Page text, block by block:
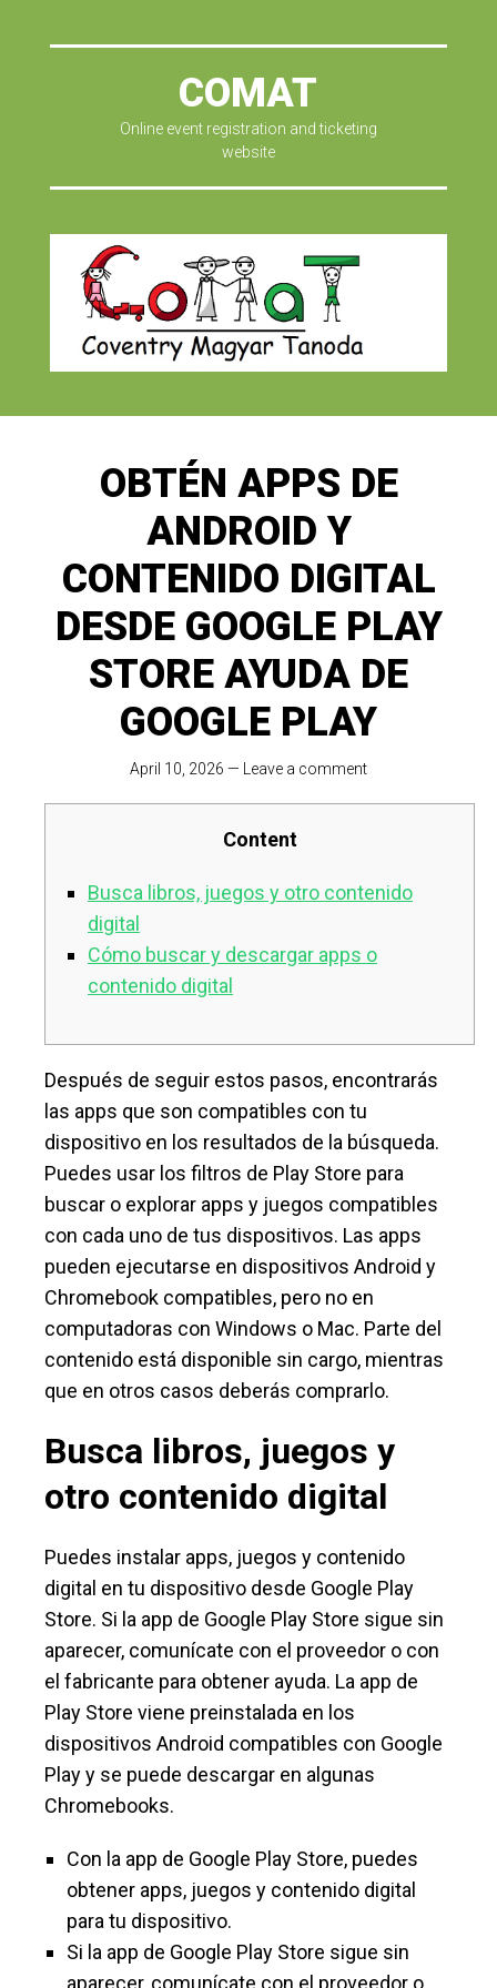
COMAT
Online event registration and ticketing
website
OBTÉN APPS DE
ANDROID Y
CONTENIDO DIGITAL
DESDE GOOGLE PLAY
STORE AYUDA DE
GOOGLE PLAY
April 10, 2026 — Leave a comment
Content
Busca libros, juegos y otro contenido
digital
Cómo buscar y descargar apps o
contenido digital
Después de seguir estos pasos, encontrarás
las apps que son compatibles con tu
dispositivo en los resultados de la búsqueda.
Puedes usar los filtros de Play Store para
buscar o explorar apps y juegos compatibles
con cada uno de tus dispositivos. Las apps
pueden ejecutarse en dispositivos Android y
Chromebook compatibles, pero no en
computadoras con Windows o Mac. Parte del
contenido está disponible sin cargo, mientras
que en otros casos deberás comprarlo.
Busca libros, juegos y
otro contenido digital
Puedes instalar apps, juegos y contenido
digital en tu dispositivo desde Google Play
Store. Si la app de Google Play Store sigue sin
aparecer, comunícate con el proveedor o con
el fabricante para obtener ayuda. La app de
Play Store viene preinstalada en los
dispositivos Android compatibles con Google
Play y se puede descargar en algunas
Chromebooks.
Con la app de Google Play Store, puedes
obtener apps, juegos y contenido digital
para tu dispositivo.
Si la app de Google Play Store sigue sin
aparecer, comunícate con el proveedor o